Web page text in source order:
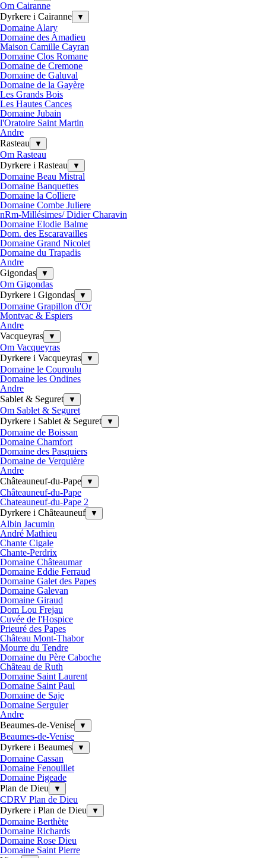
Om Cairanne
Dyrkere i Cairanne
▼
Domaine Alary
Domaine des Amadieu
Maison Camille Cayran
Domaine Clos Romane
Domaine de Cremone
Domaine de Galuval
Domaine de la Gayère
Les Grands Bois
Les Hautes Cances
Domaine Jubain
l'Oratoire Saint Martin
Andre
Rasteau
▼
Om Rasteau
Dyrkere i Rasteau
▼
Domaine Beau Mistral
Domaine Banquettes
Domaine la Colliere
Domaine Combe Juliere
nRm-Millésimes/ Didier Charavin
Domaine Elodie Balme
Dom. des Escaravailles
Domaine Grand Nicolet
Domaine du Trapadis
Andre
Gigondas
▼
Om Gigondas
Dyrkere i Gigondas
▼
Domaine Grapillon d'Or
Montvac & Espiers
Andre
Vacqueyras
▼
Om Vacqueyras
Dyrkere i Vacqueyras
▼
Domaine le Couroulu
Domaine les Ondines
Andre
Sablet & Seguret
▼
Om Sablet & Seguret
Dyrkere i Sablet & Seguret
▼
Domaine de Boissan
Domaine Chamfort
Domaine des Pasquiers
Domaine de Verquière
Andre
Châteauneuf-du-Pape
▼
Châteauneuf-du-Pape
Chateauneuf-du-Pape 2
Dyrkere i Châteauneuf
▼
Albin Jacumin
André Mathieu
Chante Cigale
Chante-Perdrix
Domaine Châteaumar
Domaine Eddie Ferraud
Domaine Galet des Papes
Domaine Galevan
Domaine Giraud
Dom Lou Frejau
Cuvée de l'Hospice
Prieuré des Papes
Château Mont-Thabor
Mourre du Tendre
Domaine du Père Caboche
Château de Ruth
Domaine Saint Laurent
Domaine Saint Paul
Domaine de Saje
Domaine Serguier
Andre
Beaumes-de-Venise
▼
Beaumes-de-Venise
Dyrkere i Beaumes
▼
Domaine Cassan
Domaine Fenouillet
Domaine Pigeade
Plan de Dieu
▼
CDRV Plan de Dieu
Dyrkere i Plan de Dieu
▼
Domaine Berthète
Domaine Richards
Domaine Rose Dieu
Domaine Saint Pierre